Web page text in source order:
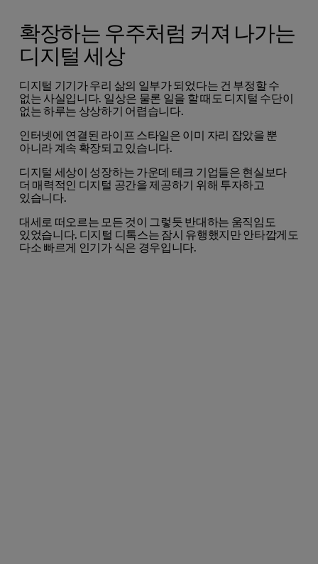
확장하는 우주처럼 커져 나가는
디지털 세상
디지털 기기가 우리 삶의 일부가 되었다는 건 부정할 수
없는 사실입니다. 일상은 물론 일을 할 때도 디지털 수단이
없는 하루는 상상하기 어렵습니다.
인터넷에 연결된 라이프 스타일은 이미 자리 잡았을 뿐
아니라 계속 확장되고 있습니다.
디지털 세상이 성장하는 가운데 테크 기업들은 현실보다
더 매력적인 디지털 공간을 제공하기 위해 투자하고
있습니다.
대세로 떠오르는 모든 것이 그렇듯 반대하는 움직임도
있었습니다. 디지털 디톡스는 잠시 유행했지만 안타깝게도
다소 빠르게 인기가 식은 경우입니다.